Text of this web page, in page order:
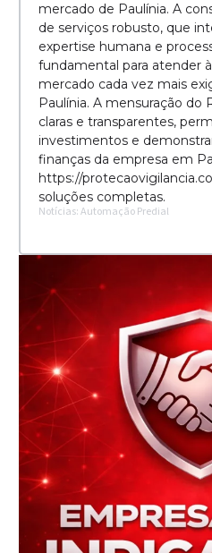
mercado de Paulínia. A
de serviços robusto, que
expertise humana e
fundamental para atender
mercado cada vez mais
Paulínia. A mensuração do
claras e transparentes,
investimentos e
finanças da empresa em
https://
soluções completas.
Notícias: Automação Predial